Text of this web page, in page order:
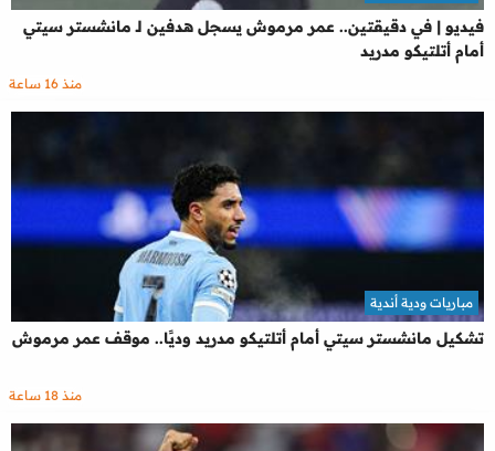
فيديو | في دقيقتين.. عمر مرموش يسجل هدفين لـ مانشستر سيتي
أمام أتلتيكو مدريد
منذ 16 ساعة
تشكيل مانشستر سيتي أمام أتلتيكو مدريد وديًا.. موقف عمر مرموش
مباريات ودية أندية
منذ 18 ساعة